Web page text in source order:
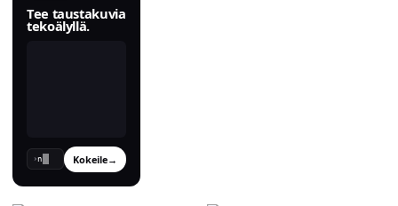
Tee taustakuvia
tekoälyllä.
› Kokeile